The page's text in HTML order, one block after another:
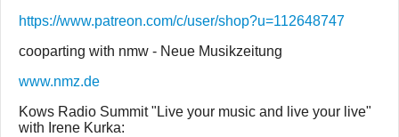
https://www.patreon.com/c/user/shop?u=112648747
cooparting with nmw - Neue Musikzeitung
www.nmz.de
Kows Radio Summit "Live your music and live your live"
with Irene Kurka: